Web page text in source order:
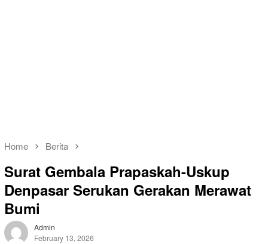
Home Berita
Surat Gembala Prapaskah-Uskup
Denpasar Serukan Gerakan Merawat
Bumi
Admin
February 13, 2026